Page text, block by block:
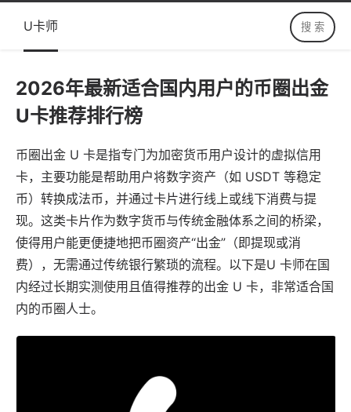
U卡师
2026年最新适合国内用户的币圈出金
U卡推荐排行榜
币圈出金 U 卡是指专门为加密货币用户设计的虚拟信用
卡，主要功能是帮助用户将数字资产（如 USDT 等稳定
币）转换成法币，并通过卡片进行线上或线下消费与提
现。这类卡片作为数字货币与传统金融体系之间的桥梁，
使得用户能更便捷地把币圈资产“出金”（即提现或消
费），无需通过传统银行繁琐的流程。以下是U 卡师在国
内经过长期实测使用且值得推荐的出金 U 卡，非常适合国
内的币圈人士。